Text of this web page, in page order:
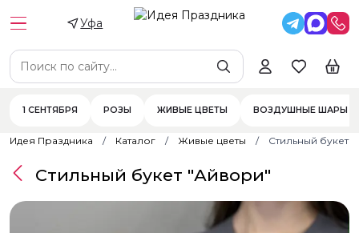
Уфа
1 СЕНТЯБРЯ РОЗЫ ЖИВЫЕ ЦВЕТЫ ВОЗДУШНЫЕ ШАРЫ
Идея Праздника Каталог Живые цветы Стильный букет
Стильный букет "Айвори"